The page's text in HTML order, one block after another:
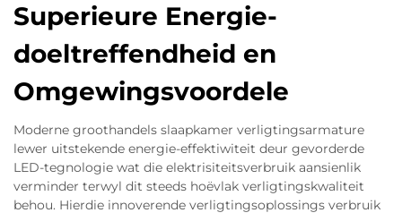
Superieure Energie-
doeltreffendheid en
Omgewingsvoordele
Moderne groothandels slaapkamer verligtingsarmature
lewer uitstekende energie-effektiwiteit deur gevorderde
LED-tegnologie wat die elektrisiteitsverbruik aansienlik
verminder terwyl dit steeds hoëvlak verligtingskwaliteit
behou. Hierdie innoverende verligtingsoplossings verbruik